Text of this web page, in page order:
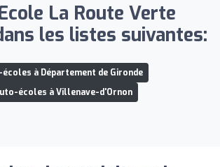
La Route Verte
les listes suivantes:
à Département de Gironde
écoles à Villenave-d'Ornon